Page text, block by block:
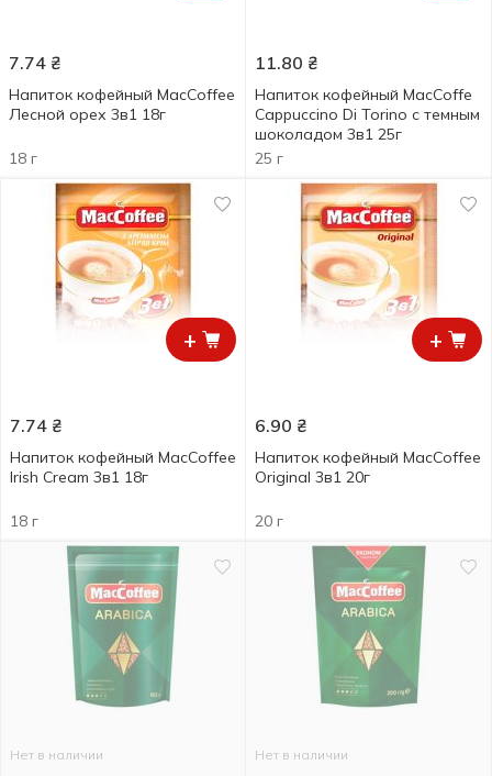
7.74 ₴
Напиток кофейный MacCoffee
Лесной орех 3в1 18г
18 г
11.80 ₴
Напиток кофейный MacCoffe
Cappuccino Di Torino с темным
шоколадом 3в1 25г
25 г
+
7.74 ₴
Напиток кофейный MacCoffee
Irish Cream 3в1 18г
18 г
+
6.90 ₴
Напиток кофейный MacCoffee
Original 3в1 20г
20 г
Нет в наличии Нет в наличии